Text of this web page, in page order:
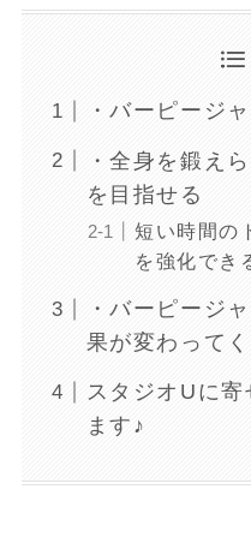
・バーピージ
・全身を鍛え
を目指せる
短い時間の
を強化でき
・バーピージ
果が変わって
スタジオUに寄
ます♪